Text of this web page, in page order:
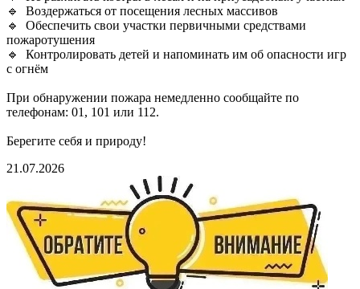
🔹 Воздержаться от посещения лесных массивов
🔹 Обеспечить свои участки первичными средствами
пожаротушения
🔹 Контролировать детей и напоминать им об опасности игр
с огнём
При обнаружении пожара немедленно сообщайте по
телефонам: 01, 101 или 112.
Берегите себя и природу!
21.07.2026